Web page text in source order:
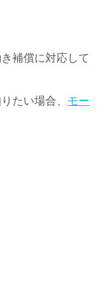
補償に対応して
たい場合、 モー